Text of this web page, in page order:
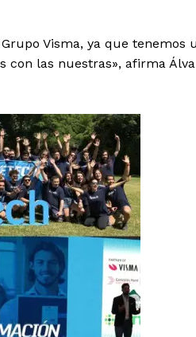
Visma, ya que tenemos
las nuestras», afirma